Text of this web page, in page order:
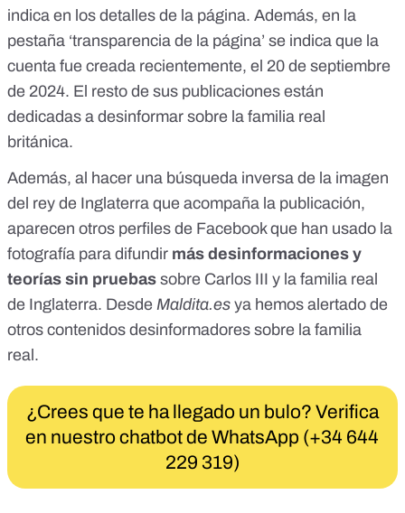
indica en los detalles de la página. Además, en la
pestaña ‘transparencia de la página’ se indica que la
cuenta fue creada recientemente, el 20 de septiembre
de 2024. El resto de sus publicaciones están
dedicadas a desinformar sobre la familia real
británica.
Además, al hacer una búsqueda inversa de la imagen
del rey de Inglaterra que acompaña la publicación,
aparecen otros perfiles de Facebookque han usado la
fotografía para difundir más desinformaciones y
teorías sin pruebas sobre Carlos III y la familia real
de Inglaterra. Desde Maldita.es ya hemos alertado de
otros contenidos desinformadores sobre la familia
real.
¿Crees que te ha llegado un bulo? Verifica
en nuestro chatbot de WhatsApp (+34 644
229 319)